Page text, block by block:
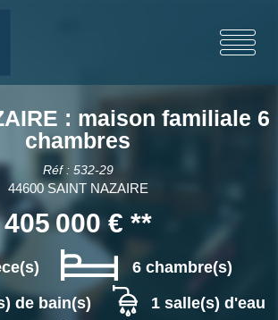
: maison familiale 6
chambres
Réf : 532-29
44600 SAINT NAZAIRE
405 000 € **
6 chambre(s)
de bain(s)
1 salle(s) d'eau